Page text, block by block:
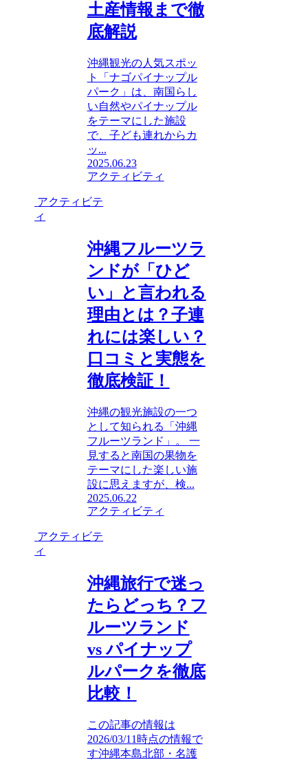
土産情報まで徹
底解説
沖縄観光の人気スポッ
ト「ナゴパイナップル
パーク」は、南国らし
い自然やパイナップル
をテーマにした施設
で、子ども連れからカ
ッ...
2025.06.23
アクティビティ
アクティビテ
ィ
沖縄フルーツラ
ンドが「ひど
い」と言われる
理由とは？子連
れには楽しい？
口コミと実態を
徹底検証！
沖縄の観光施設の一つ
として知られる「沖縄
フルーツランド」。 一
見すると南国の果物を
テーマにした楽しい施
設に思えますが、検...
2025.06.22
アクティビティ
アクティビテ
ィ
沖縄旅行で迷っ
たらどっち？フ
ルーツランド
vs パイナップ
ルパークを徹底
比較！
この記事の情報は
2026/03/11時点の情報で
す沖縄本島北部・名護